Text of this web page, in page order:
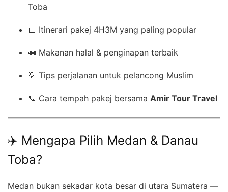
Toba
📅 Itinerari pakej 4H3M yang paling popular
🍛 Makanan halal & penginapan terbaik
💡 Tips perjalanan untuk pelancong Muslim
📞 Cara tempah pakej bersama Amir Tour Travel
✈️ Mengapa Pilih Medan & Danau
Toba?
Medan bukan sekadar kota besar di utara Sumatera —